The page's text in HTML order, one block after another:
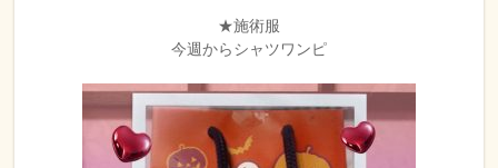
★施術服
今週からシャツワンピ